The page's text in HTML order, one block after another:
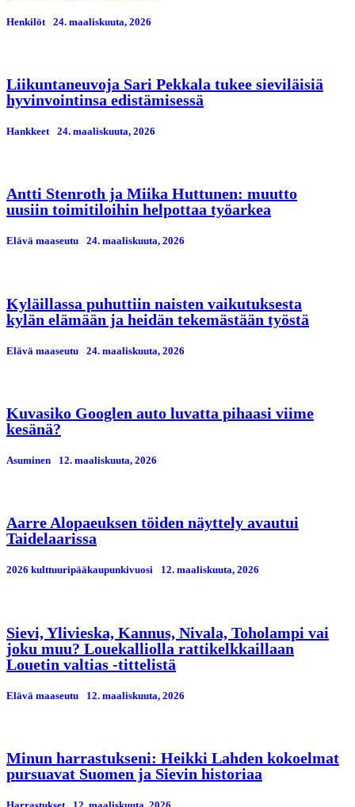
Henkilöt 24. maaliskuuta, 2026
Liikuntaneuvoja Sari Pekkala tukee sieviläisiä
hyvinvointinsa edistämisessä
Hankkeet 24. maaliskuuta, 2026
Antti Stenroth ja Miika Huttunen: muutto
uusiin toimitiloihin helpottaa työarkea
Elävä maaseutu 24. maaliskuuta, 2026
Kyläillassa puhuttiin naisten vaikutuksesta
kylän elämään ja heidän tekemästään työstä
Elävä maaseutu 24. maaliskuuta, 2026
Kuvasiko Googlen auto luvatta pihaasi viime
kesänä?
Asuminen 12. maaliskuuta, 2026
Aarre Alopaeuksen töiden näyttely avautui
Taidelaarissa
2026 kulttuuripääkaupunkivuosi 12. maaliskuuta, 2026
Sievi, Ylivieska, Kannus, Nivala, Toholampi vai
joku muu? Louekalliolla rattikelkkaillaan
Louetin valtias -tittelistä
Elävä maaseutu 12. maaliskuuta, 2026
Minun harrastukseni: Heikki Lahden kokoelmat
pursuavat Suomen ja Sievin historiaa